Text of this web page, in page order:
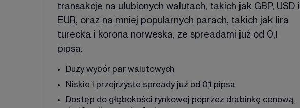
transakcje na ulubionych walutach, takich jak GBP, USD i
EUR, oraz na mniej popularnych parach, takich jak lira
turecka i korona norweska, ze spreadami już od 0,1
pipsa.
Duży wybór par walutowych
Niskie i przejrzyste spready już od 0,1 pipsa
Dostęp do głębokości rynkowej poprzez drabinkę cenową,